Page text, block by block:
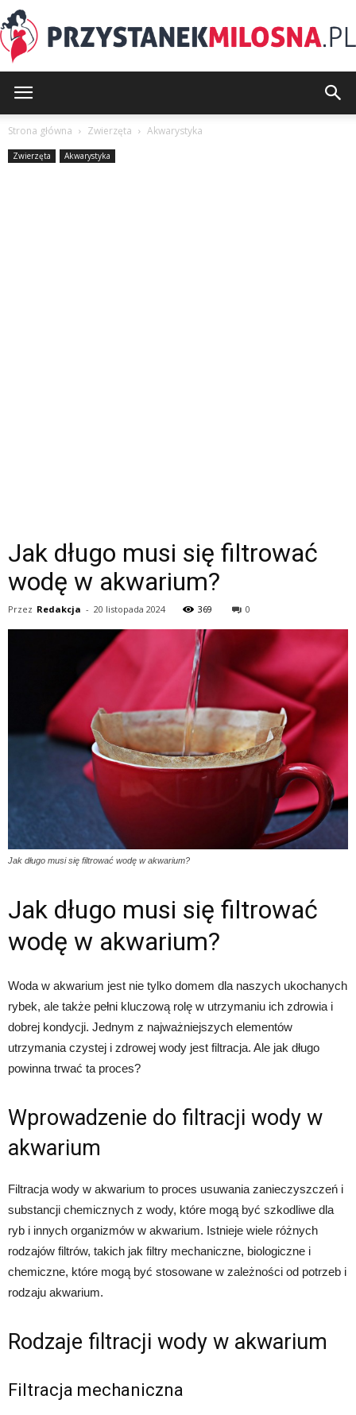
Strona główna Zwierzęta Akwarystyka
Zwierzęta Akwarystyka
Jak długo musi się filtrować
wodę w akwarium?
Przez Redakcja - 20 listopada 2024 369 0
Jak długo musi się filtrować wodę w akwarium?
Jak długo musi się filtrować
wodę w akwarium?
Woda w akwarium jest nie tylko domem dla naszych ukochanych
rybek, ale także pełni kluczową rolę w utrzymaniu ich zdrowia i
dobrej kondycji. Jednym z najważniejszych elementów
utrzymania czystej i zdrowej wody jest filtracja. Ale jak długo
powinna trwać ta proces?
Wprowadzenie do filtracji wody w
akwarium
Filtracja wody w akwarium to proces usuwania zanieczyszczeń i
substancji chemicznych z wody, które mogą być szkodliwe dla
ryb i innych organizmów w akwarium. Istnieje wiele różnych
rodzajów filtrów, takich jak filtry mechaniczne, biologiczne i
chemiczne, które mogą być stosowane w zależności od potrzeb i
rodzaju akwarium.
Rodzaje filtracji wody w akwarium
Filtracja mechaniczna